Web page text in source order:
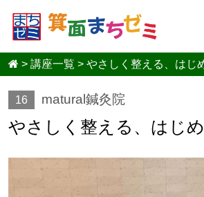
> 講座一覧 > やさしく整える、はじ
16 matural鍼灸院
やさしく整える、はじ